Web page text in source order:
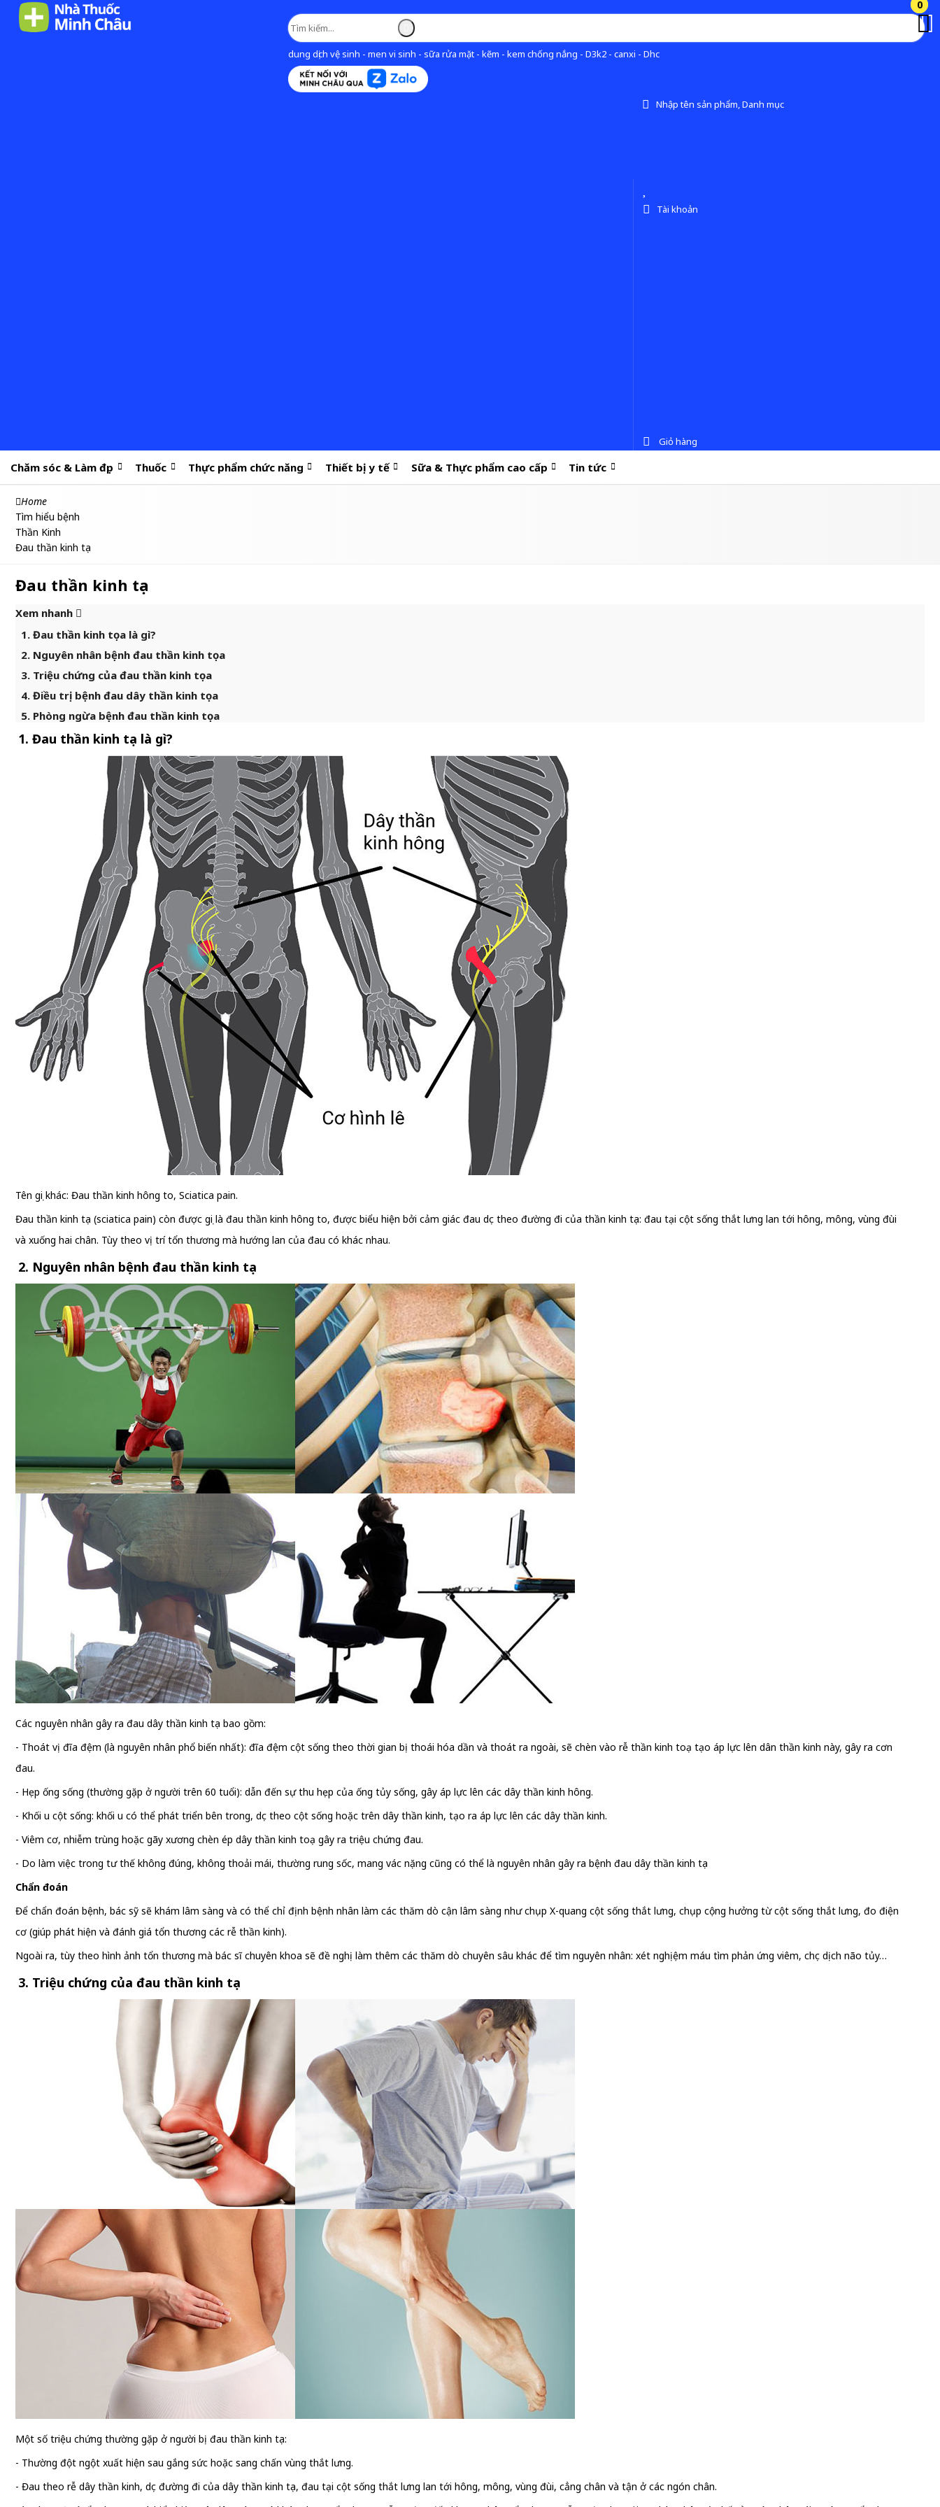
dung dịch vệ sinh - men vi sinh - sữa rửa mặt - kẽm - kem chống nắng - D3k2 - canxi - Dhc
Nhập tên sản phẩm, Danh mục
0
Tài khoản
0
Giỏ hàng
Chăm sóc & Làm đẹp Thuốc Thực phẩm chức năng Thiết bị y tế Sữa & Thực phẩm cao cấp Tin tức
Home
Tìm hiểu bệnh
Thần Kinh
Đau thần kinh tọa
Đau thần kinh tọa
Xem nhanh
1. Đau thần kinh tọa là gì?
2. Nguyên nhân bệnh đau thần kinh tọa
3. Triệu chứng của đau thần kinh tọa
4. Điều trị bệnh đau dây thần kinh tọa
5. Phòng ngừa bệnh đau thần kinh tọa
1. Đau thần kinh tọa là gì?
Tên gọi khác: Đau thần kinh hông to, Sciatica pain.
Đau thần kinh tọa (sciatica pain) còn được gọi là đau thần kinh hông to, được biểu hiện bởi cảm giác đau dọc theo đường đi của thần kinh tọa: đau tại cột sống thắt lưng lan tới hông, mông, vùng đùi
và xuống hai chân. Tùy theo vị trí tổn thương mà hướng lan của đau có khác nhau.
2. Nguyên nhân bệnh đau thần kinh tọa
Các nguyên nhân gây ra đau dây thần kinh tọa bao gồm:
- Thoát vị đĩa đệm (là nguyên nhân phổ biến nhất): đĩa đệm cột sống theo thời gian bị thoái hóa dần và thoát ra ngoài, sẽ chèn vào rễ thần kinh toạ tạo áp lực lên dân thần kinh này, gây ra cơn
đau.
- Hẹp ống sống (thường gặp ở người trên 60 tuổi): dẫn đến sự thu hẹp của ống tủy sống, gây áp lực lên các dây thần kinh hông.
- Khối u cột sống: khối u có thể phát triển bên trong, dọc theo cột sống hoặc trên dây thần kinh, tạo ra áp lực lên các dây thần kinh.
- Viêm cơ, nhiễm trùng hoặc gãy xương chèn ép dây thần kinh toạ gây ra triệu chứng đau.
- Do làm việc trong tư thế không đúng, không thoải mái, thường rung sốc, mang vác nặng cũng có thể là nguyên nhân gây ra bệnh đau dây thần kinh tọa
Chẩn đoán
Để chẩn đoán bệnh, bác sỹ sẽ khám lâm sàng và có thể chỉ định bệnh nhân làm các thăm dò cận lâm sàng như chụp X-quang cột sống thắt lưng, chụp cộng hưởng từ cột sống thắt lưng, đo điện
cơ (giúp phát hiện và đánh giá tổn thương các rễ thần kinh).
Ngoài ra, tùy theo hình ảnh tổn thương mà bác sĩ chuyên khoa sẽ đề nghị làm thêm các thăm dò chuyên sâu khác để tìm nguyên nhân: xét nghịệm máu tìm phản ứng viêm, chọc dịch não tủy…
3. Triệu chứng của đau thần kinh tọa
Một số triệu chứng thường gặp ở người bị đau thần kinh tọa:
- Thường đột ngột xuất hiện sau gắng sức hoặc sang chấn vùng thắt lưng.
- Đau theo rễ dây thần kinh, dọc đường đi của dây thần kinh tọa, đau tại cột sống thắt lưng lan tới hông, mông, vùng đùi, cẳng chân và tận ở các ngón chân.